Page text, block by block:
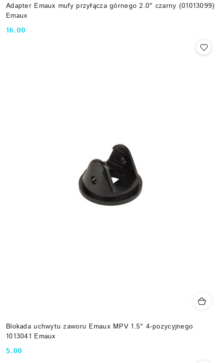
Adapter Emaux mufy przyłącza górnego 2.0" czarny (01013099)
Emaux
Cena:
16.00
Blokada uchwytu zaworu Emaux MPV 1.5" 4-pozycyjnego
1013041 Emaux
Cena:
5.00